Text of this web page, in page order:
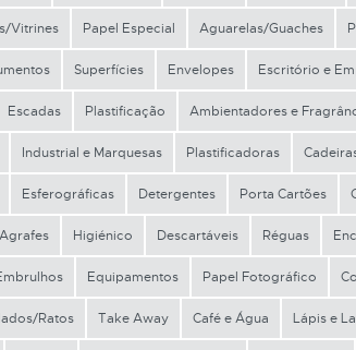
Vitrines Papel Especial Aguarelas/Guaches
Superfícies Envelopes Escritório e
Escadas Plastificação Ambientadores e
Industrial e Marquesas Plastificadoras
Esferográficas Detergentes Porta Cartões
Agrafes Higiénico Descartáveis Réguas
Equipamentos Papel Fotográfico
Ratos Take Away Café e Água Lápis e